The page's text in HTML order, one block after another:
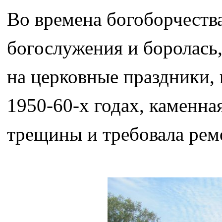
Во времена
богослужения и
на церковные праздники,
1950-60-х годах,
трещины и требовала